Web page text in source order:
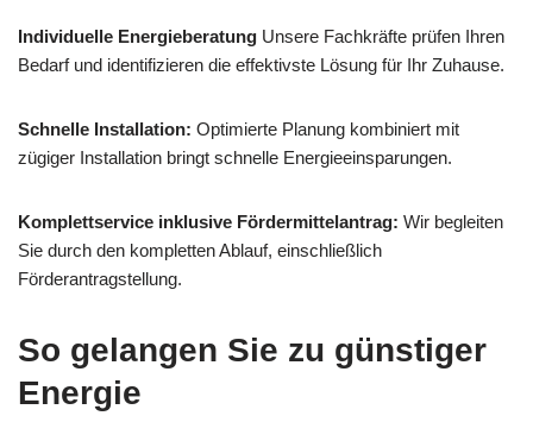
Individuelle Energieberatung Unsere Fachkräfte prüfen Ihren
Bedarf und identifizieren die effektivste Lösung für Ihr Zuhause.
Schnelle Installation: Optimierte Planung kombiniert mit
zügiger Installation bringt schnelle Energieeinsparungen.
Komplettservice inklusive Fördermittelantrag: Wir begleiten
Sie durch den kompletten Ablauf, einschließlich
Förderantragstellung.
So gelangen Sie zu günstiger
Energie